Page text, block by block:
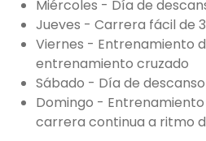
Miércoles - Día de
Jueves - Carrera fácil de
Viernes - Entrenamiento
entrenamiento cruzado
Sábado - Día de descanso
Domingo -
carrera continua a ritmo